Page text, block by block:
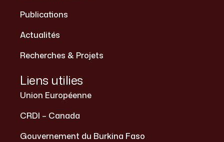
Publications
Actualités
Recherches & Projets
Liens utilies
Union Européenne
CRDI – Canada
Gouvernement du Burkina Faso